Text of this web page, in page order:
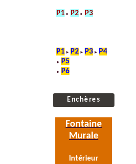
P1 ► P2 ► P3
P1 ► P2 ► P3 ► P4
► P5
► P6
Enchères
Fontaine
Murale
Intérieur